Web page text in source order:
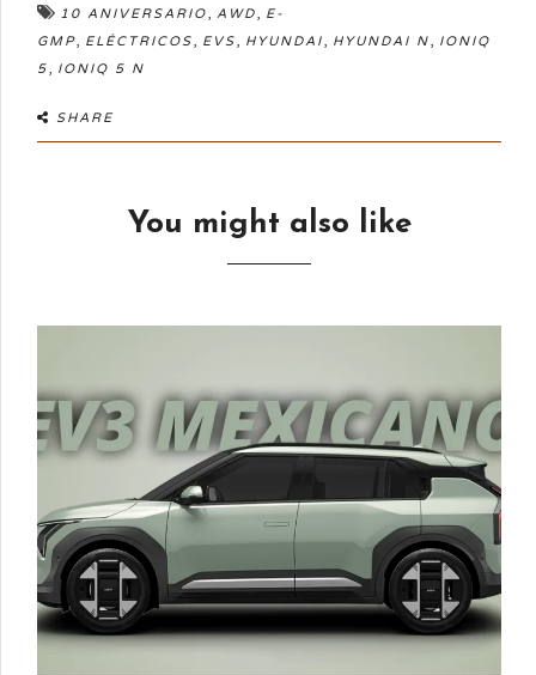
10 ANIVERSARIO, AWD, E-
GMP, ELÉCTRICOS, EVS, HYUNDAI, HYUNDAI N, IONIQ
5, IONIQ 5 N
SHARE
You might also like